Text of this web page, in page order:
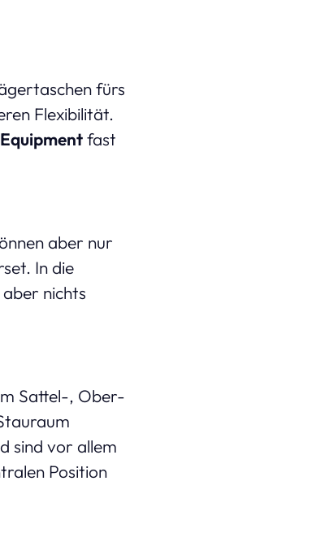
fürs
Flexibilität.
fast
aber nur
In die
nichts
Sattel-, Ober-
sind vor allem
Position